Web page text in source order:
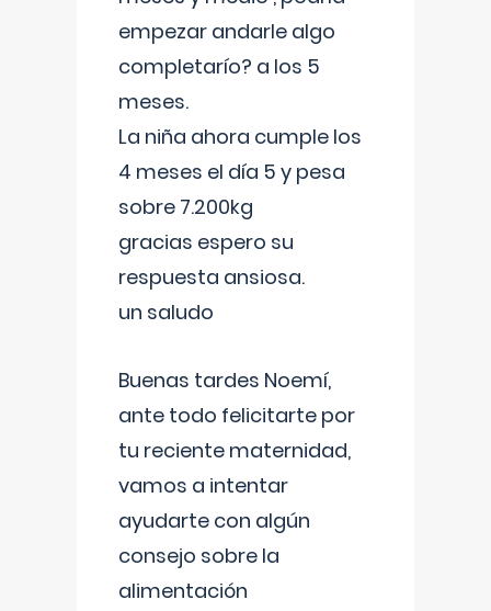
empezar andarle algo
completarío? a los 5
meses.
La niña ahora cumple los
4 meses el día 5 y pesa
sobre 7.200kg
gracias espero su
respuesta ansiosa.
un saludo
Buenas tardes Noemí,
ante todo felicitarte por
tu reciente maternidad,
vamos a intentar
ayudarte con algún
consejo sobre la
alimentación